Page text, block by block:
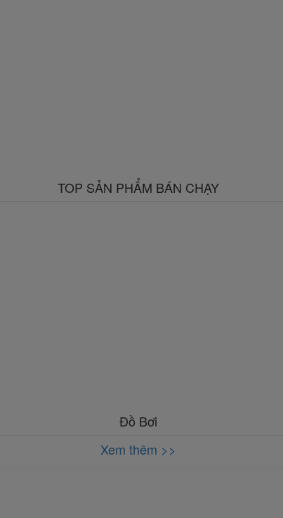
TOP SẢN PHẨM BÁN CHẠY
Đồ Bơi
Xem thêm >>